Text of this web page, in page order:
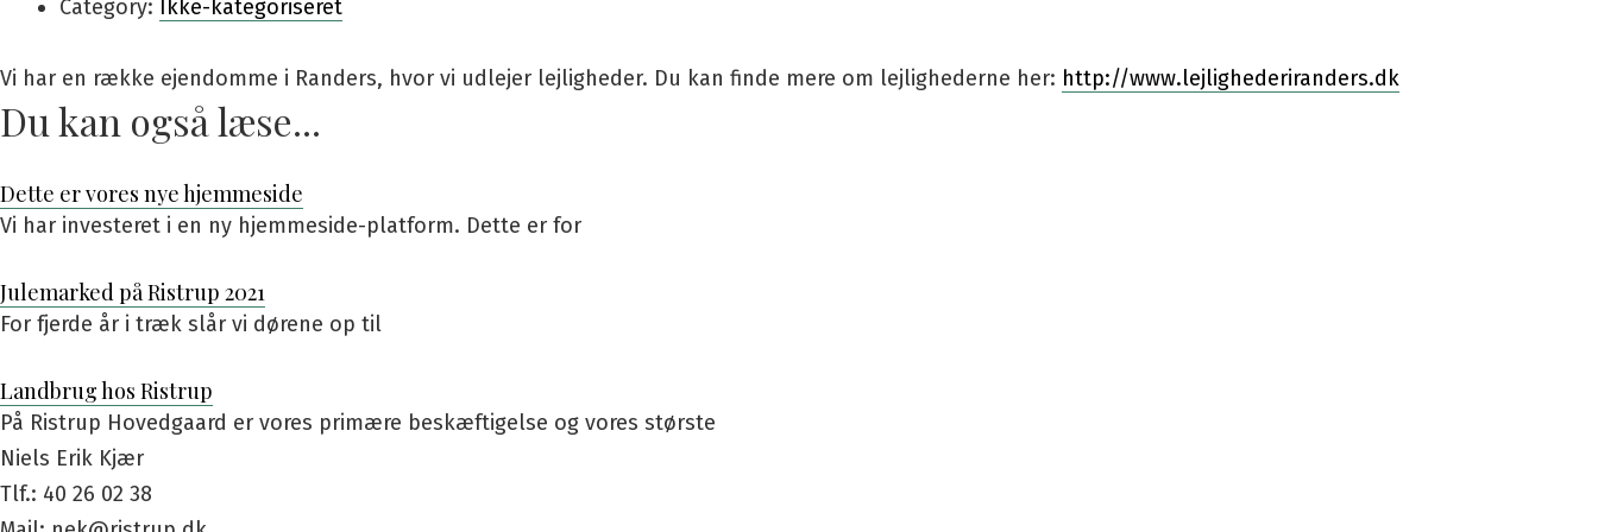
Category: Ikke-kategoriseret
Vi har en række ejendomme i Randers, hvor vi udlejer lejligheder. Du kan finde mere om lejlighederne her: http://www.lejlighederiranders.dk
Du kan også læse...
Dette er vores nye hjemmeside
Vi har investeret i en ny hjemmeside-platform. Dette er for
Julemarked på Ristrup 2021
For fjerde år i træk slår vi dørene op til
Landbrug hos Ristrup
På Ristrup Hovedgaard er vores primære beskæftigelse og vores største
Niels Erik Kjær
Tlf.: 40 26 02 38